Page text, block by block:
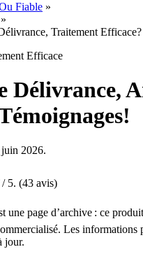
Fiable »
»
Traitement Efficace?
Efficace
Délivrance,
2026.
/ 5. (43 avis)
une page d’archive : ce
Les informations
jour.